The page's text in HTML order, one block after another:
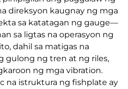
direksyon kaugnay ng mga
sa katatagan ng gauge—
sa ligtas na operasyon ng
dahil sa matigas na
gulong ng tren at ng riles,
ng mga vibration.
na istruktura ng fishplate ay